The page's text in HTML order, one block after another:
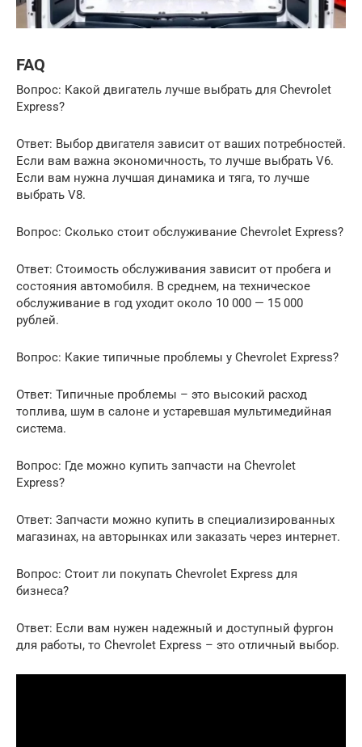
FAQ
Вопрос: Какой двигатель лучше выбрать для Chevrolet
Express?
Ответ: Выбор двигателя зависит от ваших потребностей.
Если вам важна экономичность, то лучше выбрать V6.
Если вам нужна лучшая динамика и тяга, то лучше
выбрать V8.
Вопрос: Сколько стоит обслуживание Chevrolet Express?
Ответ: Стоимость обслуживания зависит от пробега и
состояния автомобиля. В среднем, на техническое
обслуживание в год уходит около 10 000 — 15 000
рублей.
Вопрос: Какие типичные проблемы у Chevrolet Express?
Ответ: Типичные проблемы – это высокий расход
топлива, шум в салоне и устаревшая мультимедийная
система.
Вопрос: Где можно купить запчасти на Chevrolet
Express?
Ответ: Запчасти можно купить в специализированных
магазинах, на авторынках или заказать через интернет.
Вопрос: Стоит ли покупать Chevrolet Express для
бизнеса?
Ответ: Если вам нужен надежный и доступный фургон
для работы, то Chevrolet Express – это отличный выбор.